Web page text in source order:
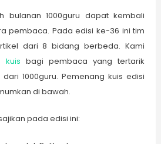
bulanan 1000guru dapat kembali
pembaca. Pada edisi ke-36 ini tim
dari 8 bidang berbeda. Kami
kuis bagi pembaca yang tertarik
1000guru. Pemenang kuis edisi
di bawah.
pada edisi ini: